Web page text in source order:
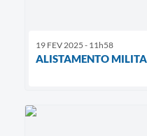
19 FEV 2025 - 11h58
ALISTAMENTO